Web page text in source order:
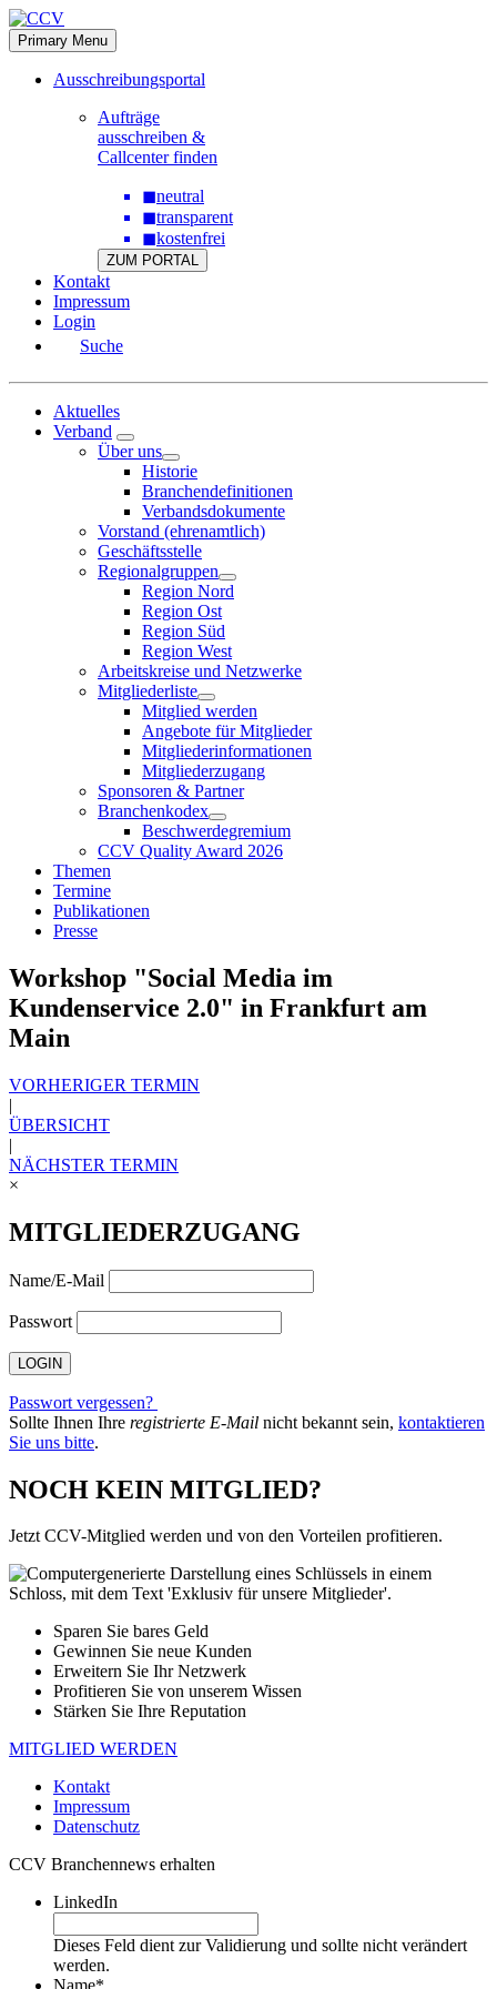
Skip
to
content
Primary Menu
Ausschreibungsportal
Aufträge
ausschreiben &
Callcenter finden
◼neutral
◼transparent
◼kostenfrei
ZUM PORTAL
Kontakt
Impressum
Login
Suche
Aktuelles
Verband
Über uns
Historie
Branchendefinitionen
Verbandsdokumente
Vorstand (ehrenamtlich)
Geschäftsstelle
Regionalgruppen
Region Nord
Region Ost
Region Süd
Region West
Arbeitskreise und Netzwerke
Mitgliederliste
Mitglied werden
Angebote für Mitglieder
Mitgliederinformationen
Mitgliederzugang
Sponsoren & Partner
Branchenkodex
Beschwerdegremium
CCV Quality Award 2026
Themen
Termine
Publikationen
Presse
Workshop "Social Media im
Kundenservice 2.0" in Frankfurt am
Main
VORHERIGER TERMIN
|
ÜBERSICHT
|
NÄCHSTER TERMIN
×
MITGLIEDERZUGANG
Name/E-Mail
Passwort
Passwort vergessen?
Sollte Ihnen Ihre registrierte E-Mail nicht bekannt sein, kontaktieren
Sie uns bitte.
NOCH KEIN MITGLIED?
Jetzt CCV-Mitglied werden und von den Vorteilen profitieren.
Sparen Sie bares Geld
Gewinnen Sie neue Kunden
Erweitern Sie Ihr Netzwerk
Profitieren Sie von unserem Wissen
Stärken Sie Ihre Reputation
MITGLIED WERDEN
Kontakt
Impressum
Datenschutz
CCV Branchennews erhalten
LinkedIn
Dieses Feld dient zur Validierung und sollte nicht verändert
werden.